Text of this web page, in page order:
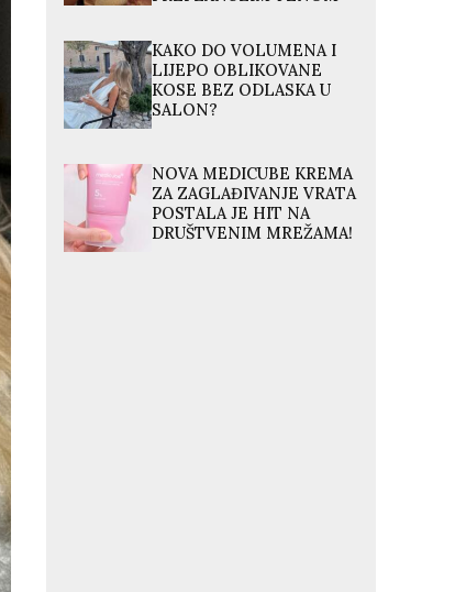
KAKO DO VOLUMENA I
LIJEPO OBLIKOVANE
KOSE BEZ ODLASKA U
SALON?
NOVA MEDICUBE KREMA
ZA ZAGLAĐIVANJE VRATA
POSTALA JE HIT NA
DRUŠTVENIM MREŽAMA!